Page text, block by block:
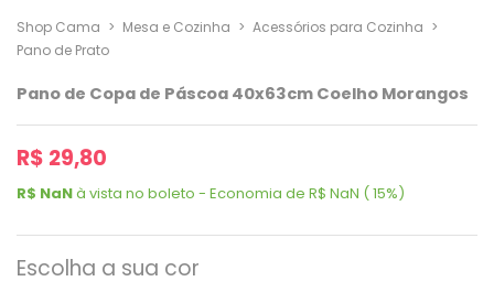
Shop Cama > Mesa e Cozinha > Acessórios para Cozinha >
Pano de Prato
Pano de Copa de Páscoa 40x63cm Coelho Morangos
R$ 29,80
R$ NaNà vista no boleto - Economia de R$ NaN ( 15%)
Escolha a sua cor